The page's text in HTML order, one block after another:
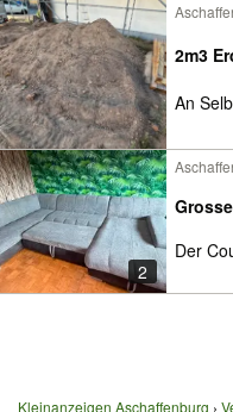
2m3
An
2
Der
Kleinanzeigen Aschaffenburg